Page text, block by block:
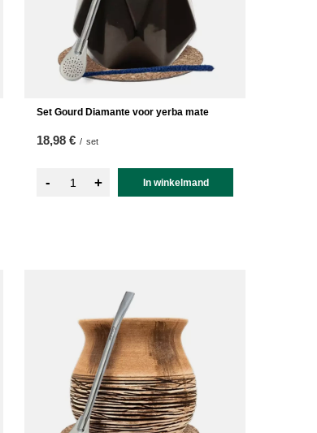
Set Gourd Diamante voor yerba mate
18,98 € / set
- + In winkelmand